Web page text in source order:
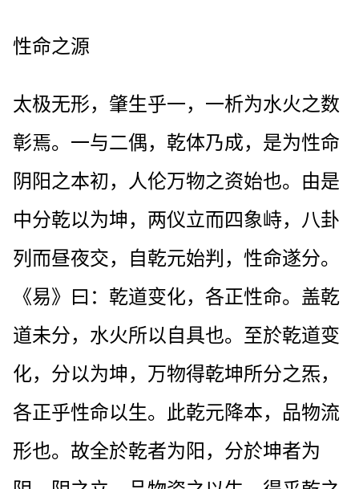
性命之源
太极无形，肇生乎一，一析为水火之数
彰焉。一与二偶，乾体乃成，是为性命
阴阳之本初，人伦万物之资始也。由是
中分乾以为坤，两仪立而四象峙，八卦
列而昼夜交，自乾元始判，性命遂分。
《易》曰：乾道变化，各正性命。盖乾
道未分，水火所以自具也。至於乾道变
化，分以为坤，万物得乾坤所分之炁，
各正乎性命以生。此乾元降本，品物流
形也。故全於乾者为阳，分於坤者为